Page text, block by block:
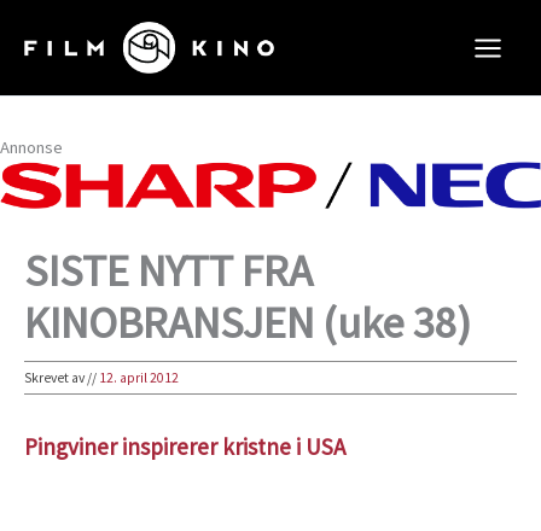
rett
innholdet
Annonse
SISTE NYTT FRA
KINOBRANSJEN (uke 38)
Skrevet av// 12. april 2012
Pingviner inspirerer kristne i USA